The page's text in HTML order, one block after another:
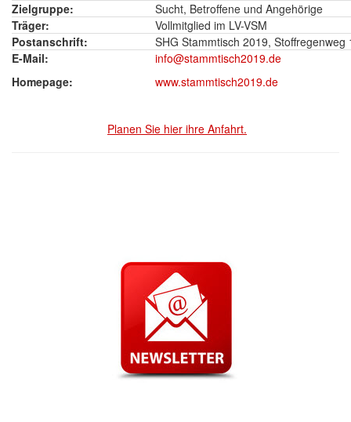
Zielgruppe:
Sucht, Betroffene und Angehörige
Träger:
Vollmitglied im LV-VSM
Postanschrift:
SHG Stammtisch 2019, Stoffregenweg
E-Mail:
Homepage:
info@stammtisch2019.de
www.stammtisch2019.de
Planen Sie hier ihre Anfahrt.